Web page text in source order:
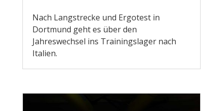
Nach Langstrecke und Ergotest in
Dortmund geht es über den
Jahreswechsel ins Trainingslager nach
Italien.